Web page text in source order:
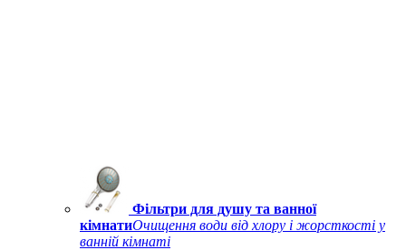
Фільтри для душу та ванної
кімнатиОчищення води від хлору і жорсткості у
ванній кімнаті